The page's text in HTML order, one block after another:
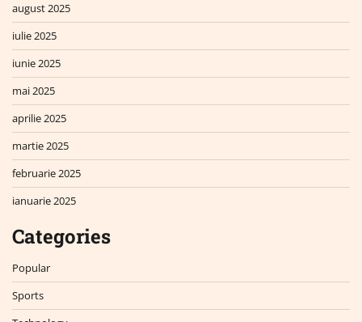
august 2025
iulie 2025
iunie 2025
mai 2025
aprilie 2025
martie 2025
februarie 2025
ianuarie 2025
Categories
Popular
Sports